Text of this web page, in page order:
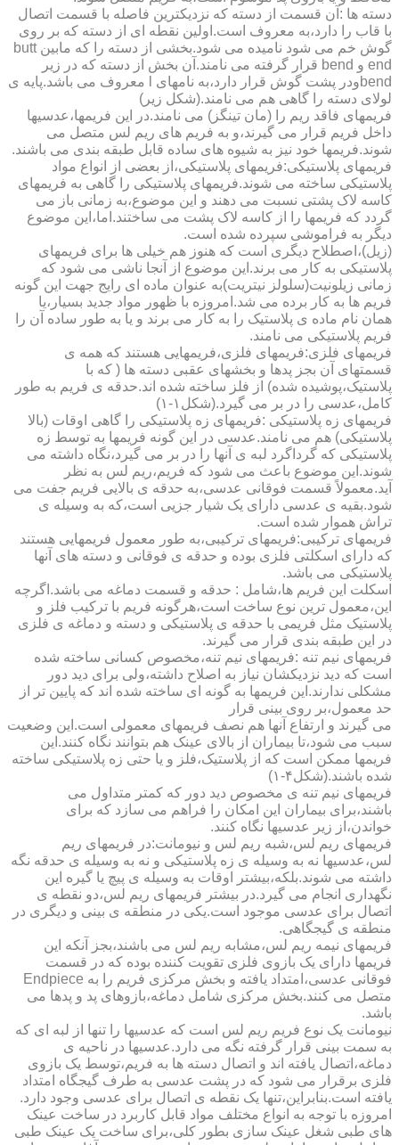
دسته ها :آن قسمت از دسته که نزدیکترین فاصله با قسمت اتصال
با قاب را دارد،به معروف است.اولین نقطه ای از دسته که بر روی
گوش خم می شود نامیده می شود.بخشی از دسته را که مابین butt
end و bend قرار گرفته می نامند.آن بخش از دسته که در زیر
bendودر پشت گوش قرار دارد،به نامهای l معروف می باشد.پایه ی
لولای دسته را گاهی هم می نامند.(شکل زیر)
فریمهای فاقد ریم را (مان تینگز) می نامند.در این فریمها،عدسیها
داخل فریم قرار می گیرند،و به فریم های ریم لس متصل می
شوند.فریمها خود نیز به شیوه های ساده قابل طبقه بندی می باشند.
فریمهای پلاستیکی:فریمهای پلاستیکی،از بعضی از انواع مواد
پلاستیکی ساخته می شوند.فریمهای پلاستیکی را گاهی به فریمهای
کاسه لاک پشتی نسبت می دهند و این موضوع،به زمانی باز می
گردد که فریمها را از کاسه لاک پشت می ساختند.اما،این موضوع
دیگر به فراموشی سپرده شده است.
(زیل)،اصطلاح دیگری است که هنوز هم خیلی ها برای فریمهای
پلاستیکی به کار می برند.این موضوع از آنجا ناشی می شود که
زمانی زیلونیت(سلولز نیتریت)به عنوان ماده ای رایج جهت این گونه
فریم ها به کار برده می شد.امروزه با ظهور مواد جدید بسیار،یا
همان نام ماده ی پلاستیک را به کار می برند و یا به طور ساده آن را
فریم پلاستیکی می نامند.
فریمهای فلزی:فریمهای فلزی،فریمهایی هستند که همه ی
قسمتهای آن بجز پدها و بخشهای عقبی دسته ها ( که با
پلاستیک،پوشیده شده) از فلز ساخته شده اند.حدقه ی فریم به طور
کامل،عدسی را در بر می گیرد.(شکل۱-۱)
فریمهای زه پلاستیکی :فریمهای زه پلاستیکی را گاهی اوقات (بالا
پلاستیکی) هم می نامند.عدسی در این گونه فریمها به توسط زه
پلاستیکی که گرداگرد لبه ی آنها را در بر می گیرد،نگاه داشته می
شوند.این موضوع باعث می شود که فریم،ریم لس به نظر
آید.معمولاً قسمت فوقانی عدسی،به حدقه ی بالایی فریم جفت می
شود.بقیه ی عدسی دارای یک شیار جزیی است،که به وسیله ی
تراش هموار شده است.
فریمهای ترکیبی:فریمهای ترکیبی،به طور معمول فریمهایی هستند
که دارای اسکلتی فلزی بوده و حدقه ی فوقانی و دسته های آنها
پلاستیکی می باشد.
اسکلت این فریم ها،شامل : حدقه و قسمت دماغه می باشد.اگرچه
این،معمول ترین نوع ساخت است،هرگونه فریم با ترکیب فلز و
پلاستیک مثل فریمی با حدقه ی پلاستیکی و دسته و دماغه ی فلزی
در این طبقه بندی قرار می گیرند.
فریمهای نیم تنه :فریمهای نیم تنه،مخصوص کسانی ساخته شده
است که دید نزدیکشان نیاز به اصلاح داشته،ولی برای دید دور
مشکلی ندارند.این فریمها به گونه ای ساخته شده اند که پایین تر از
حد معمول،بر روی بینی قرار
می گیرند و ارتفاع آنها هم نصف فریمهای معمولی است.این وضعیت
سبب می شود،تا بیماران از بالای عینک هم بتوانند نگاه کنند.این
فریمها ممکن است که از پلاستیک،فلز و یا حتی زه پلاستیکی ساخته
شده باشند.(شکل۴-۱)
فریمهای نیم تنه ی مخصوص دید دور که کمتر متداول می
باشند،برای بیماران این امکان را فراهم می سازد که برای
خواندن،از زیر عدسیها نگاه کنند.
فریمهای ریم لس،شبه ریم لس و نیومانت:در فریمهای ریم
لس،عدسیها نه به وسیله ی زه پلاستیکی و نه به وسیله ی حدقه نگه
داشته می شوند.بلکه،بیشتر اوقات به وسیله ی پیچ یا گیره این
نگهداری انجام می گیرد.در بیشتر فریمهای ریم لس،دو نقطه ی
اتصال برای عدسی موجود است.یکی در منطقه ی بینی و دیگری در
منطقه ی گیجگاهی.
فریمهای نیمه ریم لس،مشابه ریم لس می باشند،بجز آنکه این
فریمها دارای یک بازوی فلزی تقویت کننده بوده که در قسمت
فوقانی عدسی،امتداد یافته و بخش مرکزی فریم را به Endpiece
متصل می کنند.بخش مرکزی شامل دماغه،بازوهای پد و پدها می
باشد.
نیومانت یک نوع فریم ریم لس است که عدسیها را تنها از لبه ای که
به سمت بینی قرار گرفته نگه می دارد.عدسیها در ناحیه ی
دماغه،اتصال یافته اند و اتصال دسته ها به فریم،توسط یک بازوی
فلزی برقرار می شود که در پشت عدسی به طرف گیجگاه امتداد
یافته است.بنابراین،تنها یک نقطه ی اتصال برای عدسی وجود دارد.
امروزه با توجه به انواع مختلف مواد قابل کاربرد در ساخت عینک
های طبی شغل عینک سازی بطور کلی،برای ساخت یک عینک طبی